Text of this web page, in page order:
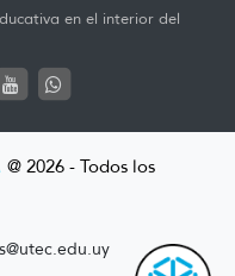
en el interior del
@ 2026 - Todos los